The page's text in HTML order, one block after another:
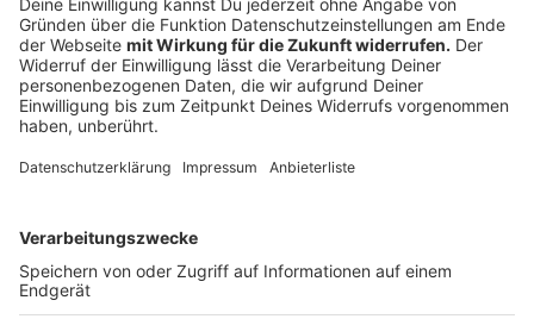
514 auf 507 (- 1,4 %) und es verletzten sich weniger
Radfahrende schwer (- 21,7 %). Die Anzahl der
verunglückten Pedelecfahrenden stieg hingegen von
105 auf 114 an (+ 8,6 %), 96 von ihnen wurden leicht
verletzt (+ 21,5 %), 17 schwer (- 34,6 %). Vier Rad- und
schaffen
Häufige Ursachen für Verkehrsunfälle, bei denen es zu
Zusammenstößen mehrerer Beteiligter kommt, sind